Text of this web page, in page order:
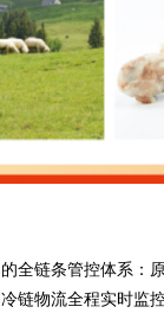
全链条管控体系：
链物流全程实时监